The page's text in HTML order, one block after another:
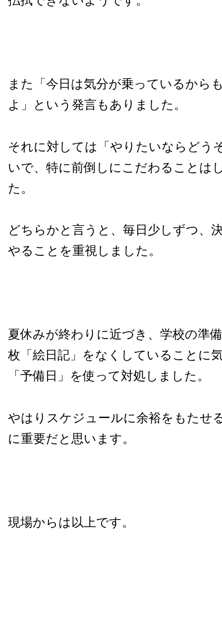
また「今日は気分が乗っているから
よ」という発言もありました。
それに対しては「やりたいならどう
いで、特に前倒しにこだわることは
た。
どちらかと言うと、毎日少しずつ、
やることを重視しました。
夏休みが終わりに近づき、学校の準
枚「絵日記」をなくしていることに
「予備日」を使って対処しました。
やはりスケジュールに余裕をもたせ
に重要だと思います。
現場からは以上です。